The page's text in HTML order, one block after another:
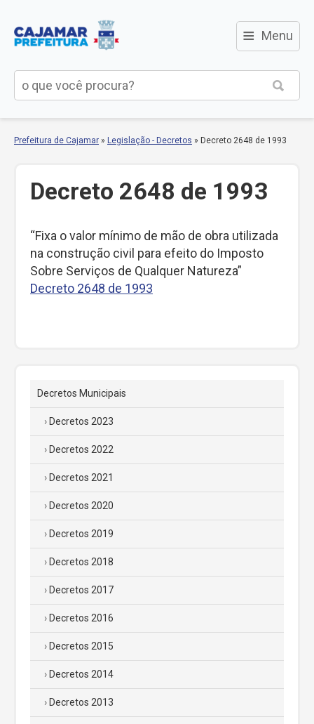
≡ Menu
Prefeitura de Cajamar » Legislação - Decretos » Decreto 2648 de 1993
Decreto 2648 de 1993
“Fixa o valor mínimo de mão de obra utilizada
na construção civil para efeito do Imposto
Sobre Serviços de Qualquer Natureza”
Decreto 2648 de 1993
Decretos Municipais
Decretos 2023
Decretos 2022
Decretos 2021
Decretos 2020
Decretos 2019
Decretos 2018
Decretos 2017
Decretos 2016
Decretos 2015
Decretos 2014
Decretos 2013